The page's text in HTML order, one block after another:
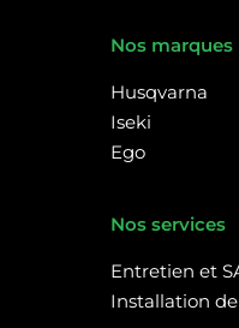
Nos marques
Husqvarna
Iseki
Ego
Nos services
Entretien et
Installation